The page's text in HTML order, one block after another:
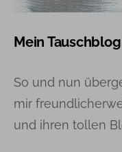
Mein
So und nun
mir
und ihren tollen